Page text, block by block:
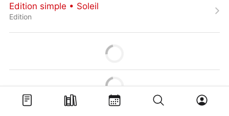
Edition simple • Soleil
Edition